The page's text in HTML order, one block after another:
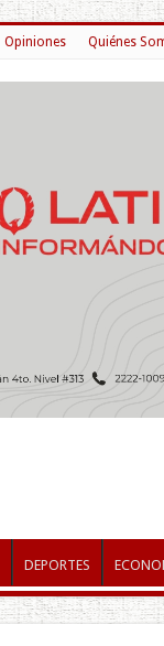
Opiniones Quiénes
DEPORTES